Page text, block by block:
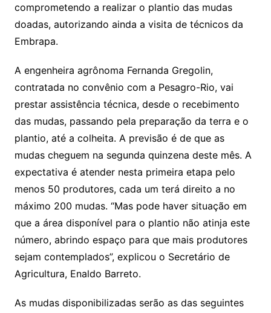
comprometendo a realizar o plantio das mudas
doadas, autorizando ainda a visita de técnicos da
Embrapa.
A engenheira agrônoma Fernanda Gregolin,
contratada no convênio com a Pesagro-Rio, vai
prestar assistência técnica, desde o recebimento
das mudas, passando pela preparação da terra e o
plantio, até a colheita. A previsão é de que as
mudas cheguem na segunda quinzena deste mês. A
expectativa é atender nesta primeira etapa pelo
menos 50 produtores, cada um terá direito a no
máximo 200 mudas. “Mas pode haver situação em
que a área disponível para o plantio não atinja este
número, abrindo espaço para que mais produtores
sejam contemplados”, explicou o Secretário de
Agricultura, Enaldo Barreto.
As mudas disponibilizadas serão as das seguintes